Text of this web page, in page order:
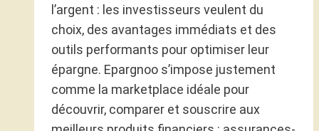
l’argent : les investisseurs veulent du
choix, des avantages immédiats et des
outils performants pour optimiser leur
épargne. Epargnoo s’impose justement
comme la marketplace idéale pour
découvrir, comparer et souscrire aux